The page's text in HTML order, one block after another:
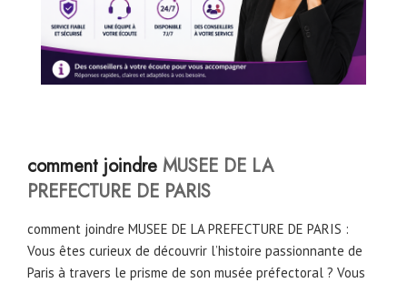
comment joindre MUSEE DE LA
PREFECTURE DE PARIS
comment joindre MUSEE DE LA PREFECTURE DE PARIS :
Vous êtes curieux de découvrir l’histoire passionnante de
Paris à travers le prisme de son musée préfectoral ? Vous